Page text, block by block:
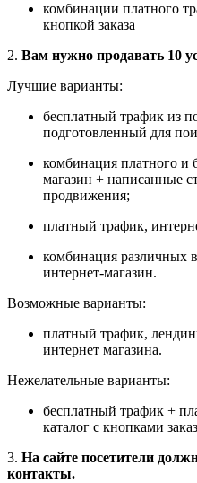
комбинации платного
кнопкой заказа
2. Вам нужно продавать 10
Лучшие варианты:
бесплатный трафик из
подготовленный для
комбинация платного и
магазин + написанные
продвижения;
платный трафик,
комбинация различных
интернет-магазин.
Возможные варианты:
платный трафик,
интернет магазина.
Нежелательные варианты:
бесплатный трафик +
каталог с кнопками
3. На сайте посетители
контакты.